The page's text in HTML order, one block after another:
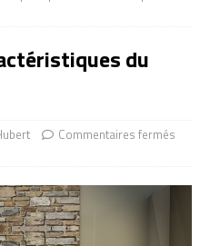
du
Commentaires fermés